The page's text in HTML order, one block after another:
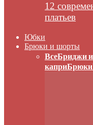
12
платьев
Юбки
Брюки и шорты
ВсеБриджи и
каприБрюки